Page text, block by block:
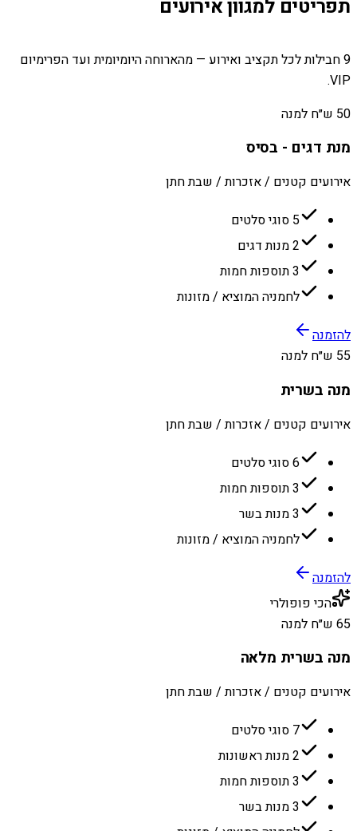
תפריטים למגוון אירועים
9 חבילות לכל תקציב ואירוע — מהארוחה היומיומית ועד הפרימיום
VIP.
50 ש״ח למנה
מנת דגים - בסיס
אירועים קטנים / אזכרות / שבת חתן
5 סוגי סלטים
2 מנות דגים
3 תוספות חמות
לחמניה המוציא / מזונות
להזמנה
55 ש״ח למנה
מנה בשרית
אירועים קטנים / אזכרות / שבת חתן
6 סוגי סלטים
3 תוספות חמות
3 מנות בשר
לחמניה המוציא / מזונות
להזמנה
הכי פופולרי
65 ש״ח למנה
מנה בשרית מלאה
אירועים קטנים / אזכרות / שבת חתן
7 סוגי סלטים
2 מנות ראשונות
3 תוספות חמות
3 מנות בשר